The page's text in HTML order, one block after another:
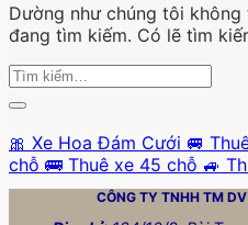
Dường như chúng tôi
đang tìm kiếm. Có lẽ tìm
🎀 Xe Hoa Đám Cưới 🚐
chỗ 🚌 Thuê xe 45 chỗ 🚙
CÔNG TY TNHH TM